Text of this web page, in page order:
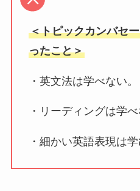
＜トピックカンバセ
ったこと＞
・英文法は学べない。
・リーディングは学べ
・細かい英語表現は学